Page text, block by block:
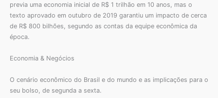
previa uma economia inicial de R$ 1 trilhão em 10 anos, mas o
texto aprovado em outubro de 2019 garantiu um impacto de cerca
de R$ 800 bilhões, segundo as contas da equipe econômica da
época.
Economia & Negócios
O cenário econômico do Brasil e do mundo e as implicações para o
seu bolso, de segunda a sexta.